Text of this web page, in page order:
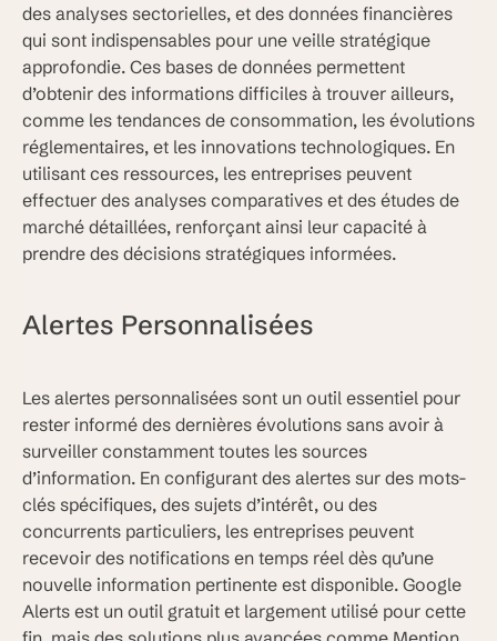
des analyses sectorielles, et des données financières
qui sont indispensables pour une veille stratégique
approfondie. Ces bases de données permettent
d’obtenir des informations difficiles à trouver ailleurs,
comme les tendances de consommation, les évolutions
réglementaires, et les innovations technologiques. En
utilisant ces ressources, les entreprises peuvent
effectuer des analyses comparatives et des études de
marché détaillées, renforçant ainsi leur capacité à
prendre des décisions stratégiques informées.
Alertes Personnalisées
Les alertes personnalisées sont un outil essentiel pour
rester informé des dernières évolutions sans avoir à
surveiller constamment toutes les sources
d’information. En configurant des alertes sur des mots-
clés spécifiques, des sujets d’intérêt, ou des
concurrents particuliers, les entreprises peuvent
recevoir des notifications en temps réel dès qu’une
nouvelle information pertinente est disponible. Google
Alerts est un outil gratuit et largement utilisé pour cette